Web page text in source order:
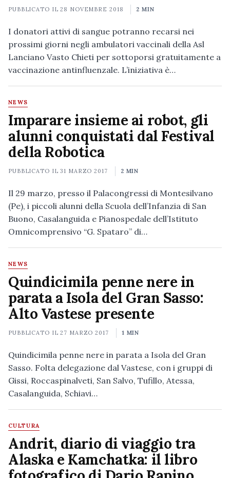
PUBBLICATO IL28 NOVEMBRE 2018 2 MIN
I donatori attivi di sangue potranno recarsi nei
prossimi giorni negli ambulatori vaccinali della Asl
Lanciano Vasto Chieti per sottoporsi gratuitamente a
vaccinazione antinfluenzale. L’iniziativa è…
NEWS
Imparare insieme ai robot, gli
alunni conquistati dal Festival
della Robotica
PUBBLICATO IL31 MARZO 2017 2 MIN
Il 29 marzo, presso il Palacongressi di Montesilvano
(Pe), i piccoli alunni della Scuola dell’Infanzia di San
Buono, Casalanguida e Pianospedale dell’Istituto
Omnicomprensivo “G. Spataro” di…
NEWS
Quindicimila penne nere in
parata a Isola del Gran Sasso:
Alto Vastese presente
PUBBLICATO IL27 MARZO 2017 1 MIN
Quindicimila penne nere in parata a Isola del Gran
Sasso. Folta delegazione dal Vastese, con i gruppi di
Gissi, Roccaspinalveti, San Salvo, Tufillo, Atessa,
Casalanguida, Schiavi…
CULTURA
Andrit, diario di viaggio tra
Alaska e Kamchatka: il libro